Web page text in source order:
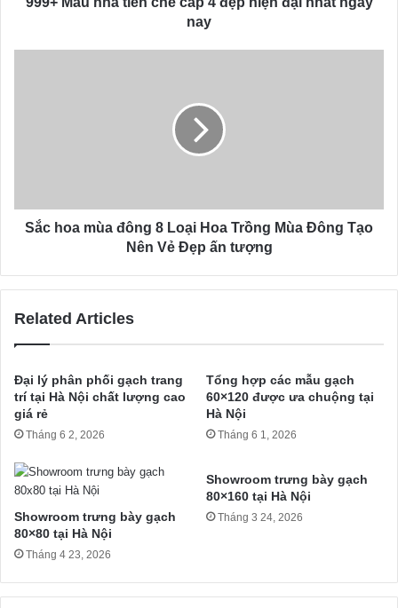
nay
Sắc hoa mùa đông 8 Loại Hoa Trồng Mùa Đông Tạo
Nên Vẻ Đẹp ấn tượng
Related Articles
Đại lý phân phối gạch trang
trí tại Hà Nội chất lượng cao
giá rẻ
Tháng 6 2, 2026
Tổng hợp các mẫu gạch
60×120 được ưa chuộng tại
Hà Nội
Tháng 6 1, 2026
Showroom trưng bày gạch
80×80 tại Hà Nội
Tháng 4 23, 2026
Showroom trưng bày gạch
80×160 tại Hà Nội
Tháng 3 24, 2026